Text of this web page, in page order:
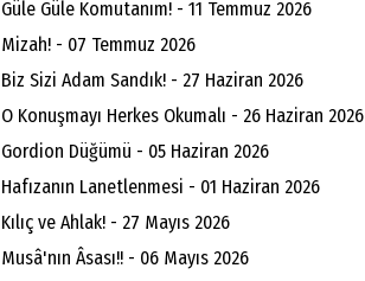
Güle Güle Komutanım! - 11 Temmuz 2026
Mizah! - 07 Temmuz 2026
Biz Sizi Adam Sandık! - 27 Haziran 2026
O Konuşmayı Herkes Okumalı - 26 Haziran 2026
Gordion Düğümü - 05 Haziran 2026
Hafızanın Lanetlenmesi - 01 Haziran 2026
Kılıç ve Ahlak! - 27 Mayıs 2026
Musâ'nın Âsası!! - 06 Mayıs 2026